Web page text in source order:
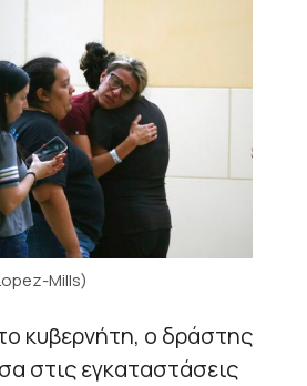
Mills)
κυβερνήτη, ο δράστης
στις εγκαταστάσεις